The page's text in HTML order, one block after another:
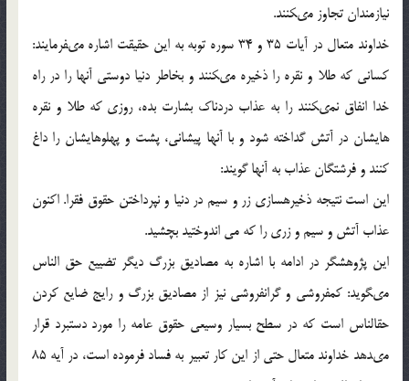
نيازمندان تجاوز مى‏كنند.
خداوند متعال در آيات 35 و 34 سوره توبه به اين حقيقت اشاره مى‏فرمايند:
كسانى كه طلا و نقره را ذخيره مى‏كنند و بخاطر دنيا دوستى آنها را در راه
خدا انفاق نمى‏كنند را به عذاب دردناك بشارت بده، روزى كه طلا و نقره
هايشان در آتش گداخته شود و با آنها پيشانى، پشت و پهلوهايشان را داغ
كنند و فرشتگان عذاب به آنها گويند:
اين است نتيجه ذخيره‏سازى زر و سيم در دنيا و نپرداختن حقوق فقرا. اكنون
عذاب آتش و سيم و زرى را كه مي اندوختيد بچشيد.
اين پژوهشگر در ادامه با اشاره به مصاديق بزرگ ديگر تضييع حق الناس
مى‏گويد: كم‏فروشى و گرانفروشى نيز از مصاديق بزرگ و رايج ضايع كردن
حق‏الناس است كه در سطح بسيار وسيعى حقوق عامه را مورد دستبرد قرار
مى‏دهد خداوند متعال حتى از اين كار تعبير به فساد فرموده است، در آيه 85